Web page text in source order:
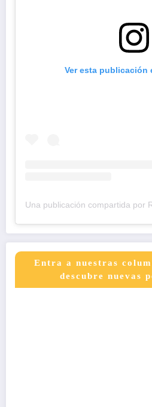
Ver esta publicación
Entra a nuestras
descubre nuevas